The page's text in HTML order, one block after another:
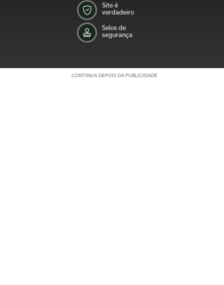
Site é
verdadeiro
Selos de
segurança
CONTINUA DEPOIS DA PUBLICIDADE